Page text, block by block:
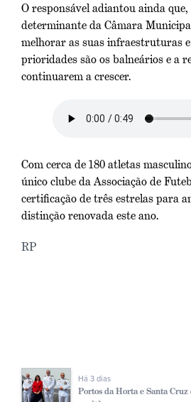
O responsável adiantou ainda
determinante da Câmara
melhorar as suas infraestruturas
prioridades são os balneários e a
continuarem a crescer.
Com cerca de 180 atletas
único clube da Associação de
certificação de três estrelas para
distinção renovada este ano.
RP
Há 3 dias
Portos da Horta e Santa